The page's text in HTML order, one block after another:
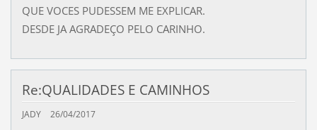
QUE VOCES PUDESSEM ME EXPLICAR.
DESDE JA AGRADEÇO PELO CARINHO.
Re:QUALIDADES E CAMINHOS
JADY 26/04/2017